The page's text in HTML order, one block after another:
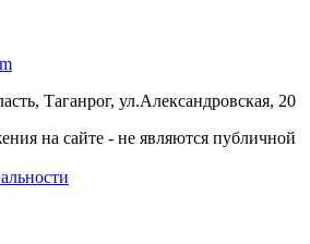
Таганрог, ул.Александровская, 20
на сайте - не являются публичной